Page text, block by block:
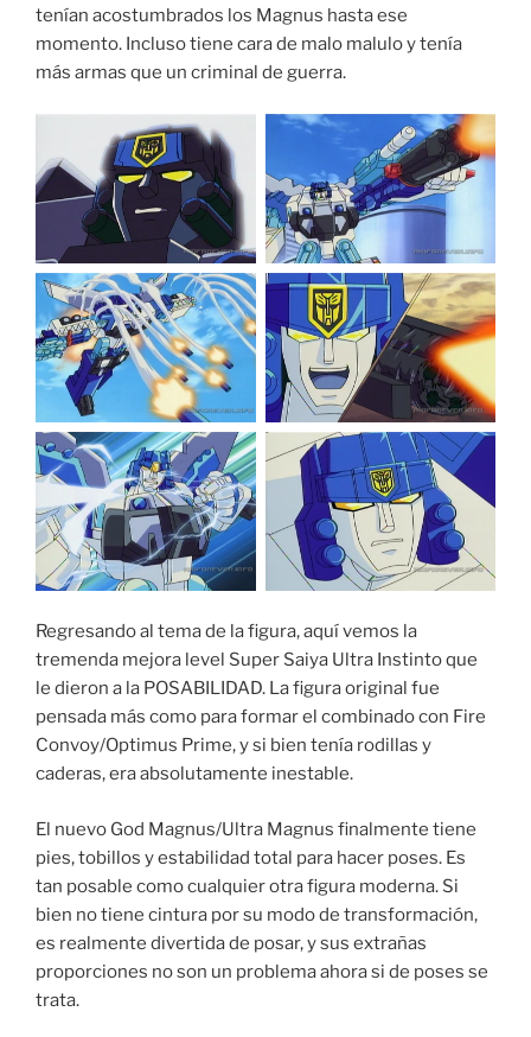
tenían acostumbrados los Magnus hasta ese
momento. Incluso tiene cara de malo malulo y tenía
más armas que un criminal de guerra.
Regresando al tema de la figura, aquí vemos la
tremenda mejora level Super Saiya Ultra Instinto que
le dieron a la POSABILIDAD. La figura original fue
pensada más como para formar el combinado con Fire
Convoy/Optimus Prime, y si bien tenía rodillas y
caderas, era absolutamente inestable.
El nuevo God Magnus/Ultra Magnus finalmente tiene
pies, tobillos y estabilidad total para hacer poses. Es
tan posable como cualquier otra figura moderna. Si
bien no tiene cintura por su modo de transformación,
es realmente divertida de posar, y sus extrañas
proporciones no son un problema ahora si de poses se
trata.